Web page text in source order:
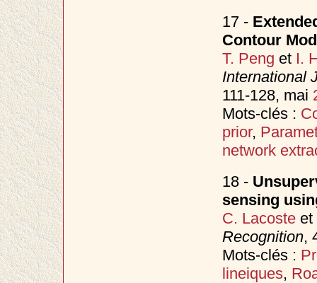
17 -
Contour
T. Peng et I.
International
111-128, mai
Mots-clés :
prior,
network
18 -
sensing
C. Lacosteet
Recognition,
Mots-clés :
lineiques,